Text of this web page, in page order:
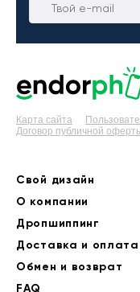
Карта сайта
Договор публичной
Свой дизайн
О компании
Дропшиппинг
Доставка и оплата
Обмен и возврат
FAQ